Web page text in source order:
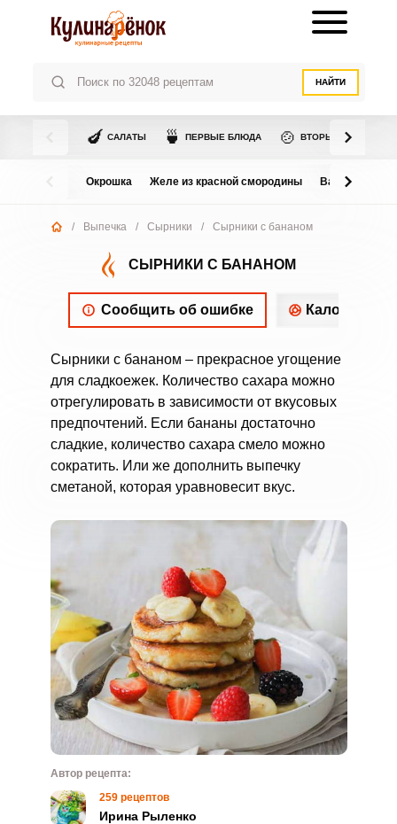
НАЙТИ
🍆 САЛАТЫ 🍵 ПЕРВЫЕ БЛЮДА 🍲 ВТОРЫЕ БЛЮДА
Окрошка Желе из красной смородины Варенье из
/ Выпечка / Сырники / Сырники с бананом
СЫРНИКИ С БАНАНОМ
Сообщить об ошибке
Сырники с бананом – прекрасное угощение
для сладкоежек. Количество сахара можно
отрегулировать в зависимости от вкусовых
предпочтений. Если бананы достаточно
сладкие, количество сахара смело можно
сократить. Или же дополнить выпечку
сметаной, которая уравновесит вкус.
Автор рецепта:
259 рецептов
Ирина Рыленко